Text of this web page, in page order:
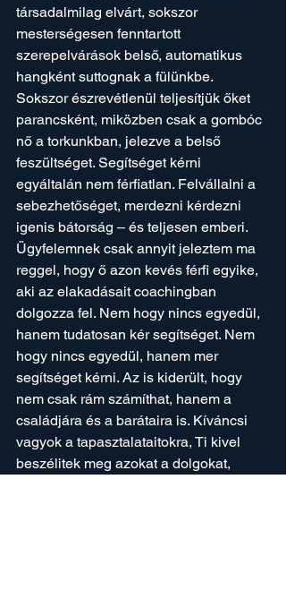
társadalmilag elvárt, sokszor
mesterségesen fenntartott
szerepelvárások belső, automatikus
hangként suttognak a fülünkbe.
Sokszor észrevétlenül teljesítjük őket
parancsként, miközben csak a gombóc
nő a torkunkban, jelezve a belső
feszültséget. Segítséget kérni
egyáltalán nem férfiatlan. Felvállalni a
sebezhetőséget, merdezni kérdezni
igenis bátorság – és teljesen emberi.
Ügyfelemnek csak annyit jeleztem ma
reggel, hogy ő azon kevés férfi egyike,
aki az elakadásait coachingban
dolgozza fel. Nem hogy nincs egyedül,
hanem tudatosan kér segítséget. Nem
hogy nincs egyedül, hanem mer
segítséget kérni. Az is kiderült, hogy
nem csak rám számíthat, hanem a
családjára és a barátaira is. Kíváncsi
vagyok a tapasztalataitokra, Ti kivel
beszélitek meg azokat a dolgokat,